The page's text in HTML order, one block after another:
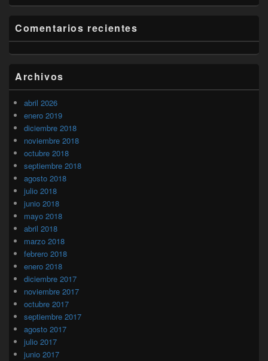
Comentarios recientes
Archivos
abril 2026
enero 2019
diciembre 2018
noviembre 2018
octubre 2018
septiembre 2018
agosto 2018
julio 2018
junio 2018
mayo 2018
abril 2018
marzo 2018
febrero 2018
enero 2018
diciembre 2017
noviembre 2017
octubre 2017
septiembre 2017
agosto 2017
julio 2017
junio 2017